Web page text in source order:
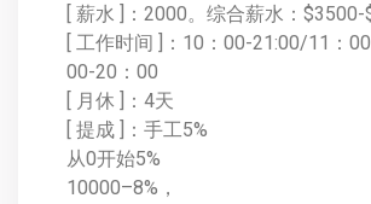
[ 薪水 ]：2000。综合薪水：$3500-
[ 工作时间 ]：10：00-21:00/11：
00-20：00
[ 月休 ]：4天
[ 提成 ]：手工5%
从0开始5%
10000–8%，